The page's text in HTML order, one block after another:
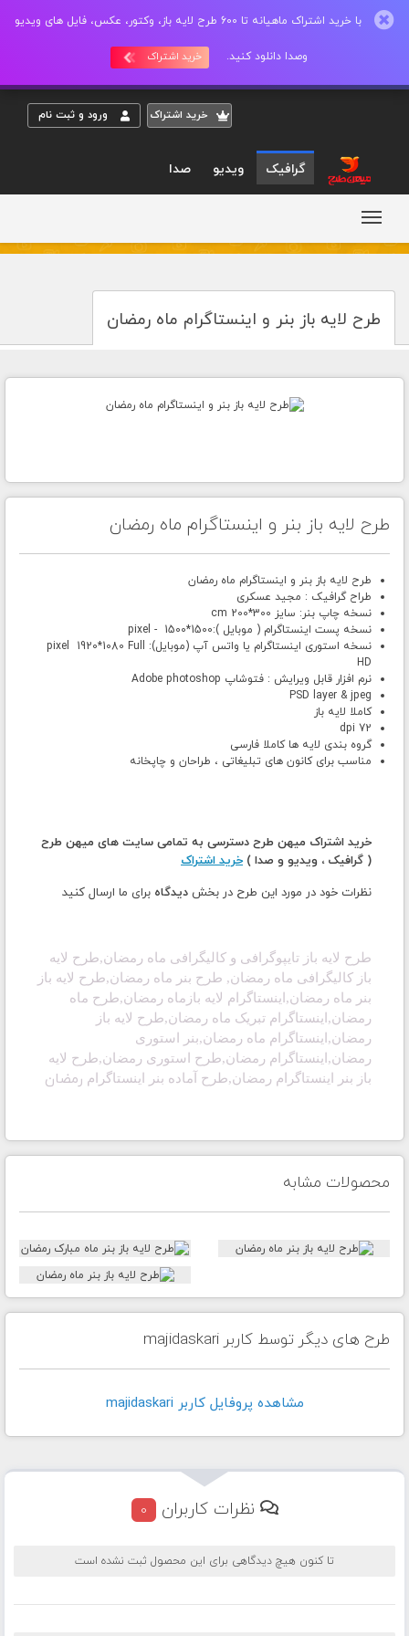
با خرید اشتراک ماهیانه تا 600 طرح لایه باز، وکتور، عکس، فایل های ویدیو
وصدا دانلود کنید. خرید اشتراک
خريد اشتراک ورود و ثبت نام
گرافیک ویدیو صدا
طرح لایه باز بنر و اینستاگرام ماه رمضان
طرح لایه باز بنر و اینستاگرام ماه رمضان
طرح لایه باز بنر و اینستاگرام ماه رمضان
طراح گرافیک : مجید عسکری
نسخه چاپ بنر: سایز 300*200 cm
نسخه پست اینستاگرام ( موبایل ):1500*1500 - pixel
نسخه استوری اینستاگرام یا واتس آپ (موبایل): pixel 1920*1080 Full
HD
نرم افزار قابل ویرایش : فتوشاپ Adobe photoshop
PSD layer & jpeg
کاملا لایه باز
72 dpi
گروه بندی لایه ها کاملا فارسی
مناسب برای کانون های تبلیغاتی ، طراحان و چاپخانه
خرید اشتراک میهن طرح دسترسی به تمامی سایت های میهن طرح
( گرافیک ، ویدیو و صدا ) خرید اشتراک
نظرات خود در مورد این طرح در بخش دیدگاه برای ما ارسال کنید
طرح لایه باز تایپوگرافی و کالیگرافی ماه رمضان,طرح لایه
باز کالیگرافی ماه رمضان, طرح بنر ماه رمضان,طرح لایه باز
بنر ماه رمضان,اینستاگرام لایه باز ماه رمضان,طرح ماه
رمضان,اینستاگرام تبریک ماه رمضان,طرح لایه باز
رمضان,اینستاگرام ماه رمضان,بنر استوری
رمضان,اینستاگرام رمضان,طرح استوری رمضان,طرح لایه
باز بنر اینستاگرام رمضان,طرح آماده بنر اینستاگرام رمضان
محصولات مشابه
طرح های دیگر توسط کاربر majidaskari
مشاهده پروفايل کاربر majidaskari
نظرات کاربران 0
تا کنون هیچ دیدگاهی برای این محصول ثبت نشده است